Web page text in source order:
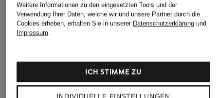
Weitere Informationen zu den eingesetzten Tools und der
Verwendung Ihrer Daten, welche wir und unsere Partner durch die
Cookies erheben, erhalten Sie in unserer Datenschutzerklärungund
Impressum.
INDIVIDUELLE EINSTELLUNGEN
ICH STIMME ZU